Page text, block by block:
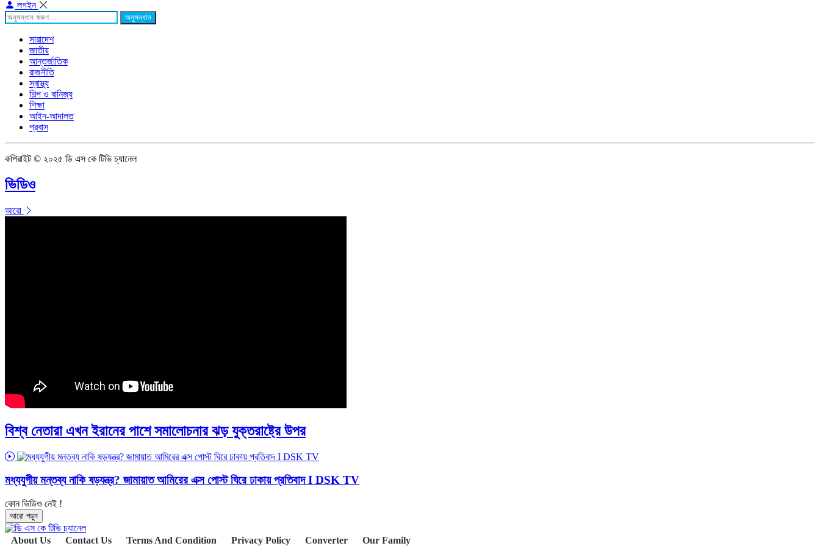
লগইন
অনুসন্ধান
সারাদেশ
জাতীয়
আন্তর্জাতিক
রাজনীতি
স্বাস্থ্য
শিল্প ও বানিজ্য
শিক্ষা
আইন-আদালত
প্রবাস
কপিরাইট © ২০২৫ ডি এস কে টিভি চ্যানেল
ভিডিও
আরো
বিশ্ব নেতারা এখন ইরানের পাশে সমালোচনার ঝড় যুক্তরাষ্ট্রে উপর
মধ্যযুগীয় মন্তব্য নাকি ষড়যন্ত্র? জামায়াত আমিরের এক্স পোস্ট ঘিরে ঢাকায় প্রতিবাদ I DSK TV
কোন ভিডিও নেই !
আরো পড়ুন
About Us Contact Us Terms And Condition Privacy Policy Converter Our Family